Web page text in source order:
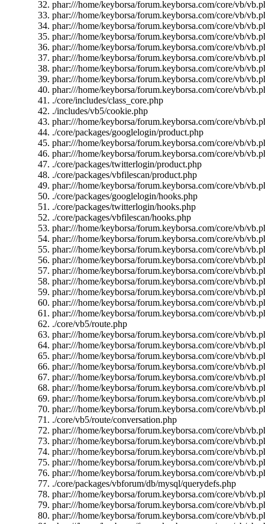
phar:///home/keyborsa/forum.keyborsa.com/core/vb/
phar:///home/keyborsa/forum.keyborsa.com/core/vb/
phar:///home/keyborsa/forum.keyborsa.com/core/vb/
phar:///home/keyborsa/forum.keyborsa.com/core/vb/
phar:///home/keyborsa/forum.keyborsa.com/core/vb/
phar:///home/keyborsa/forum.keyborsa.com/core/vb/
phar:///home/keyborsa/forum.keyborsa.com/core/vb/
phar:///home/keyborsa/forum.keyborsa.com/core/vb/
phar:///home/keyborsa/forum.keyborsa.com/core/vb/
./core/includes/class_core.php
./includes/vb5/cookie.php
phar:///home/keyborsa/forum.keyborsa.com/core/vb/
./core/packages/googlelogin/product.php
phar:///home/keyborsa/forum.keyborsa.com/core/vb/
phar:///home/keyborsa/forum.keyborsa.com/core/vb/
./core/packages/twitterlogin/product.php
./core/packages/vbfilescan/product.php
phar:///home/keyborsa/forum.keyborsa.com/core/vb/
./core/packages/googlelogin/hooks.php
./core/packages/twitterlogin/hooks.php
./core/packages/vbfilescan/hooks.php
phar:///home/keyborsa/forum.keyborsa.com/core/vb/
phar:///home/keyborsa/forum.keyborsa.com/core/vb/
phar:///home/keyborsa/forum.keyborsa.com/core/vb/
phar:///home/keyborsa/forum.keyborsa.com/core/vb/
phar:///home/keyborsa/forum.keyborsa.com/core/vb/
phar:///home/keyborsa/forum.keyborsa.com/core/vb/
phar:///home/keyborsa/forum.keyborsa.com/core/vb/
phar:///home/keyborsa/forum.keyborsa.com/core/vb/
phar:///home/keyborsa/forum.keyborsa.com/core/vb/
./core/vb5/route.php
phar:///home/keyborsa/forum.keyborsa.com/core/vb/
phar:///home/keyborsa/forum.keyborsa.com/core/vb/
phar:///home/keyborsa/forum.keyborsa.com/core/vb/
phar:///home/keyborsa/forum.keyborsa.com/core/vb/
phar:///home/keyborsa/forum.keyborsa.com/core/vb/
phar:///home/keyborsa/forum.keyborsa.com/core/vb/
phar:///home/keyborsa/forum.keyborsa.com/core/vb/
phar:///home/keyborsa/forum.keyborsa.com/core/vb/
./core/vb5/route/conversation.php
phar:///home/keyborsa/forum.keyborsa.com/core/vb/
phar:///home/keyborsa/forum.keyborsa.com/core/vb/
phar:///home/keyborsa/forum.keyborsa.com/core/vb/
phar:///home/keyborsa/forum.keyborsa.com/core/vb/
phar:///home/keyborsa/forum.keyborsa.com/core/vb/
./core/packages/vbforum/db/mysql/querydefs.php
phar:///home/keyborsa/forum.keyborsa.com/core/vb/
phar:///home/keyborsa/forum.keyborsa.com/core/vb/
phar:///home/keyborsa/forum.keyborsa.com/core/vb/